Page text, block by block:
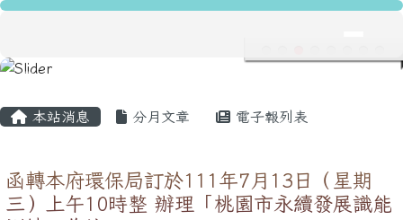
跳至主內容區
龍安國民小學
本站消息 分月文章 電子報列表
函轉本府環保局訂於111年7月13日（星期
三）上午10時整 辦理「桃園市永續發展識能